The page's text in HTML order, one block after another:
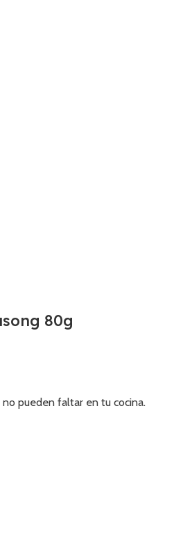
80g
pueden faltar en tu cocina.